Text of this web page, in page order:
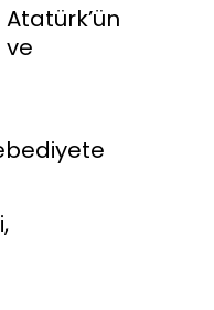
ve